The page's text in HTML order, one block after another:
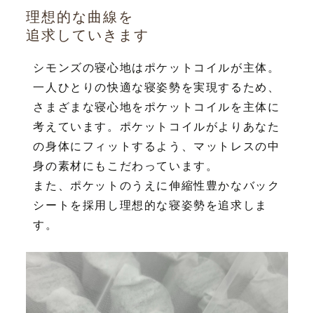
理想的な曲線を
追求していきます
シモンズの寝心地はポケットコイルが主体。
一人ひとりの快適な寝姿勢を実現するため、
さまざまな寝心地をポケットコイルを主体に
考えています。ポケットコイルがよりあなた
の身体にフィットするよう、マットレスの中
身の素材にもこだわっています。
また、ポケットのうえに伸縮性豊かなバック
シートを採用し理想的な寝姿勢を追求しま
す。